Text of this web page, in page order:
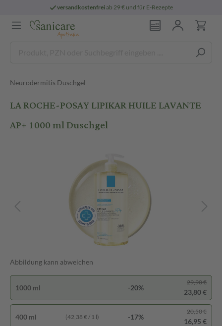
versandkostenfreiab 29 € und für E-Rezepte
Neurodermitis Duschgel
LA ROCHE-POSAY LIPIKAR HUILE LAVANTE
AP+ 1000 ml Duschgel
Abbildung kann abweichen
1000 ml -20%
29,90 €
23,80 €
400 ml (42,38 € / 1 l) -17%
20,50 €
16,95 €